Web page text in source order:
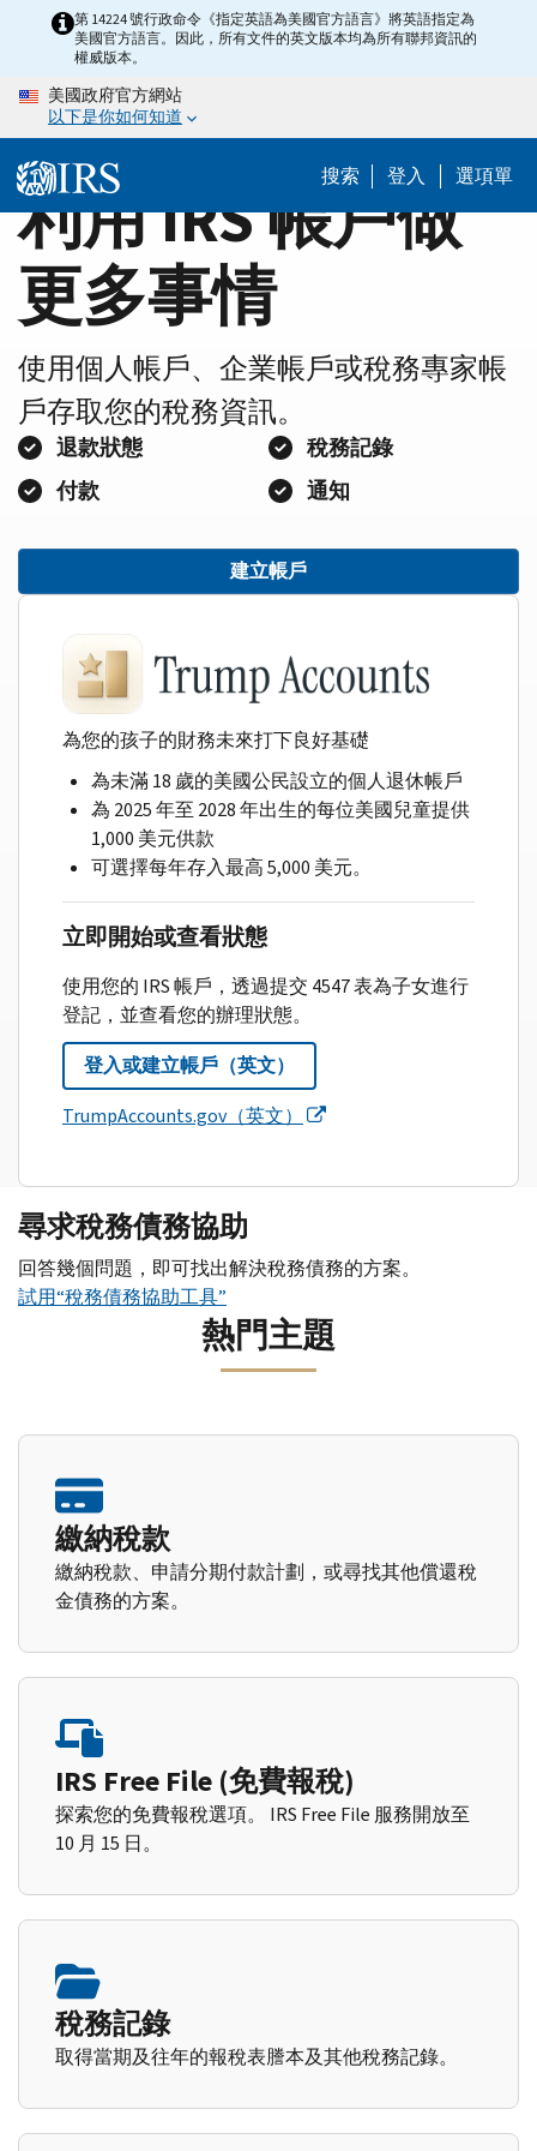
content
Home第 14224 號行政命令《指定英語為美國官方語言》將英語指定為
美國官方語言。因此，所有文件的英文版本均為所有聯邦資訊的
權威版本。
美國政府官方網站
以下是你如何知道
搜索 登入 選項單
利用 IRS 帳戶做
更多事情
使用個人帳戶、企業帳戶或稅務專家帳
戶存取您的稅務資訊。
退款狀態
稅務記錄
付款
通知
建立帳戶
為您的孩子的財務未來打下良好基礎
為未滿 18 歲的美國公民設立的個人退休帳戶
為 2025 年至 2028 年出生的每位美國兒童提供
1,000 美元供款
可選擇每年存入最高 5,000 美元。
立即開始或查看狀態
使用您的 IRS 帳戶，透過提交 4547 表為子女進行
登記，並查看您的辦理狀態。
登入或建立帳戶（英文）
TrumpAccounts.gov（英文）
尋求稅務債務協助
回答幾個問題，即可找出解決稅務債務的方案。
試用“稅務債務協助工具”
熱門主題
繳納稅款
繳納稅款、申請分期付款計劃，或尋找其他償還稅
金債務的方案。
IRS Free File (免費報稅)
探索您的免費報稅選項。 IRS Free File 服務開放至
10 月 15 日。
稅務記錄
取得當期及往年的報稅表謄本及其他稅務記錄。